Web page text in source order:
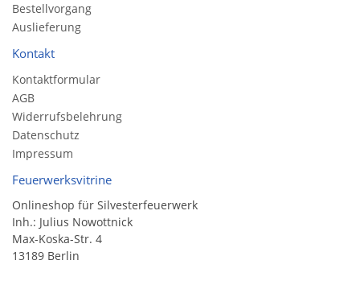
Bestellvorgang
Auslieferung
Kontakt
Kontaktformular
AGB
Widerrufsbelehrung
Datenschutz
Impressum
Feuerwerksvitrine
Onlineshop für Silvesterfeuerwerk
Inh.: Julius Nowottnick
Max-Koska-Str. 4
13189 Berlin